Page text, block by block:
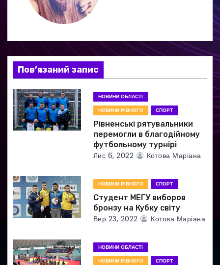
з
а
п
и
с
в
Пов’язаний запис
НОВИНИ ОБЛАСТІ
НОВИНИ РІВНОГО
СПОРТ
Рівненські рятувальники
перемогли в благодійному
футбольному турнірі
Лис 6, 2022 Котова Маріана
НОВИНИ РІВНОГО СПОРТ
Студент МЕГУ виборов
бронзу на Кубку світу
Вер 23, 2022 Котова Маріана
НОВИНИ ОБЛАСТІ
НОВИНИ РІВНОГО
СПОРТ